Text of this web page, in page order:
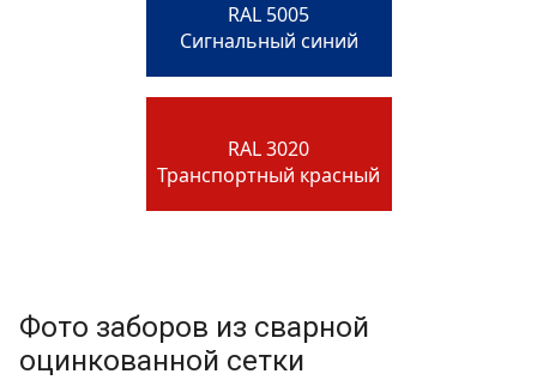
RAL 5005
Сигнальный синий
RAL 3020
Транспортный красный
Фото заборов из сварной
оцинкованной сетки